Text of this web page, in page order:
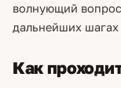
волнующий
дальнейших шагах
Как